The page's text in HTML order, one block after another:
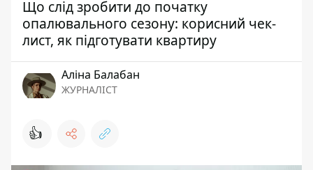
Що слід зробити до початку
опалювального сезону: корисний чек-
лист, як підготувати квартиру
Аліна Балабан
ЖУРНАЛІСТ
👍